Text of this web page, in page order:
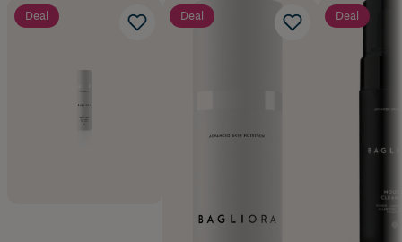
Deal Deal Deal